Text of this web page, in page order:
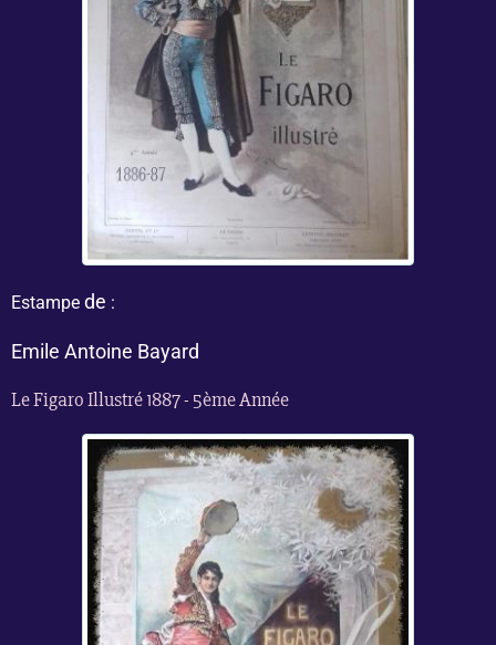
Estampe de :
Emile Antoine Bayard
Le Figaro Illustré 1887 - 5ème Année